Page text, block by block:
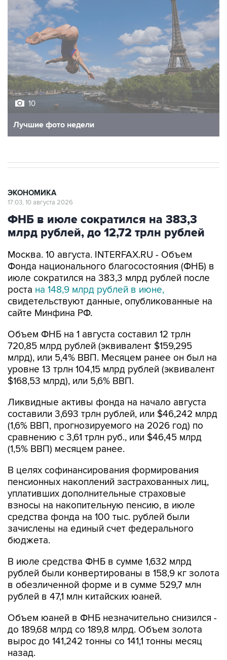
10
Лучшие фото недели
ЭКОНОМИКА
17:03, 10 августа 2026
ФНБ в июле сократился на 383,3
млрд рублей, до 12,72 трлн рублей
Москва. 10 августа. INTERFAX.RU - Объем
Фонда национального благосостояния (ФНБ) в
июле сократился на 383,3 млрд рублей после
роста на 148,9 млрд рублей в июне,
свидетельствуют данные, опубликованные на
сайте Минфина РФ.
Объем ФНБ на 1 августа составил 12 трлн
720,85 млрд рублей (эквивалент $159,295
млрд), или 5,4% ВВП. Месяцем ранее он был на
уровне 13 трлн 104,15 млрд рублей (эквивалент
$168,53 млрд), или 5,6% ВВП.
Ликвидные активы фонда на начало августа
составили 3,693 трлн рублей, или $46,242 млрд
(1,6% ВВП, прогнозируемого на 2026 год) по
сравнению с 3,61 трлн руб., или $46,45 млрд
(1,5% ВВП) месяцем ранее.
В целях софинансирования формирования
пенсионных накоплений застрахованных лиц,
уплативших дополнительные страховые
взносы на накопительную пенсию, в июле
средства фонда на 100 тыс. рублей были
зачислены на единый счет федерального
бюджета.
В июле средства ФНБ в сумме 1,632 млрд
рублей были конвертированы в 158,9 кг золота
в обезличенной форме и в сумме 529,7 млн
рублей в 47,1 млн китайских юаней.
Объем юаней в ФНБ незначительно снизился -
до 189,68 млрд со 189,8 млрд. Объем золота
вырос до 141,242 тонны со 141,1 тонны месяц
назад.